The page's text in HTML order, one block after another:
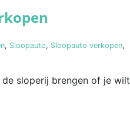
, Sloopauto, Sloopauto verkopen,
sloperij brengen of je wilt